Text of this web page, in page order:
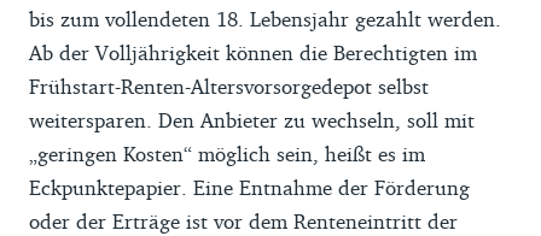
bis zum vollendeten 18. Lebensjahr gezahlt werden.
Ab der Volljährigkeit können die Berechtigten im
Frühstart-Renten-Altersvorsorgedepot selbst
weitersparen. Den Anbieter zu wechseln, soll mit
„geringen Kosten“ möglich sein, heißt es im
Eckpunktepapier. Eine Entnahme der Förderung
oder der Erträge ist vor dem Renteneintritt der